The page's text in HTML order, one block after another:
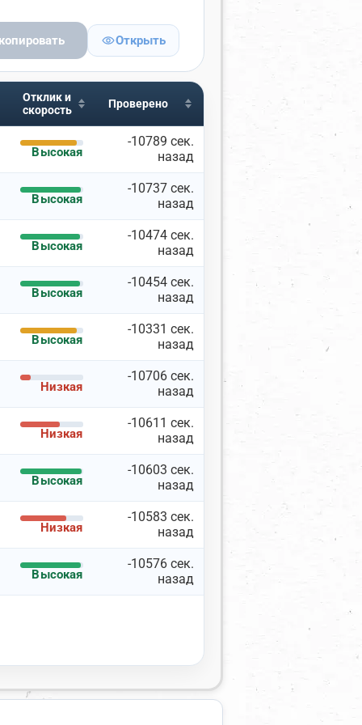
Открыть
И ПОРТЫ
Включая Исключая
порты
порт
Документация API
Скопировать
Отклик и
скорость
Проверено
Высокая
-10789 сек.
назад
Высокая
-10737 сек.
назад
Высокая
-10474 сек.
назад
Высокая
-10454 сек.
назад
Высокая
-10331 сек.
назад
Низкая
-10706 сек.
назад
Низкая
-10611 сек.
назад
Высокая
-10603 сек.
назад
Низкая
-10583 сек.
назад
Высокая
-10576 сек.
назад